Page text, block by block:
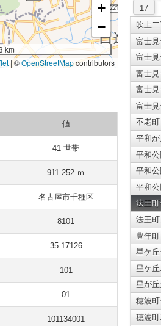
+
−
km
| ©OpenStreetMapcontributors
値
41 世帯
911.252 ｍ
名古屋市千種区
8101
35.17126
101
01
101134001
17
吹上二
富士
富士見
富士
富士見
富士見
不老町
平和が
平和
平和公
平和公
法王町
法王町
豊年町
星ケ丘
星ケ丘
星が
穂波町
穂波